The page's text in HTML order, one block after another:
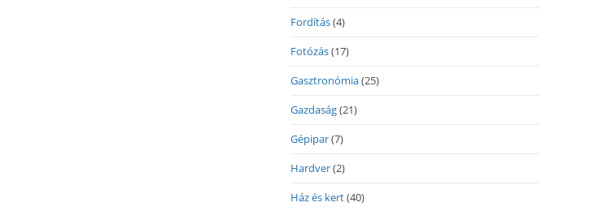
Fordítás(4)
Fotózás(17)
Gasztronómia(25)
Gazdaság(21)
Gépipar(7)
Hardver(2)
Ház és kert(40)